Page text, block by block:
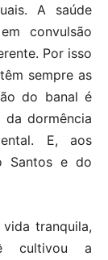
A saúde
convulsão
Por isso
sempre as
do banal é
da dormência
E, aos
Santos e do
tranquila,
cultivou a